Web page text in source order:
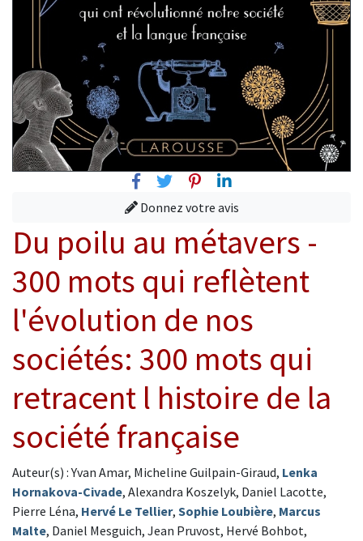
FacebookTwitterPinterest
Linkedin
Donnez votre avis
Du poilu au métavers -
300 mots qui reflètent
l'évolution de nos
sociétés: 300 mots qui
retracent l histoire de la
société française
Auteur(s) : Yvan Amar, Micheline Guilpain-Giraud, Lenka
Hornakova-Civade, Alexandra Koszelyk, Daniel Lacotte,
Pierre Léna, Hervé Le Tellier, Sophie Loubière, Marcus
Malte, Daniel Mesguich, Jean Pruvost, Hervé Bohbot,